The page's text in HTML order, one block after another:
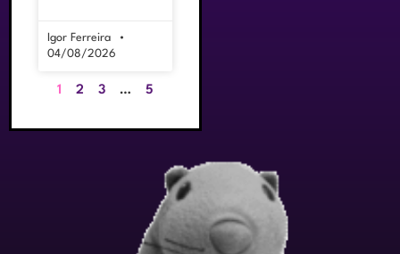
Igor Ferreira
04/08/2026
1 2 3 … 5